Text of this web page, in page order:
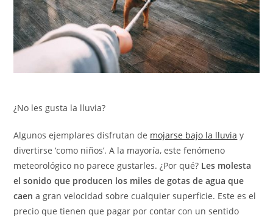
¿No les gusta la lluvia?
Algunos ejemplares disfrutan de mojarse bajo la lluvia y
divertirse ‘como niños’. A la mayoría, este fenómeno
meteorológico no parece gustarles. ¿Por qué? Les molesta
el sonido que producen los miles de gotas de agua que
caena gran velocidad sobre cualquier superficie. Este es el
precio que tienen que pagar por contar con un sentido